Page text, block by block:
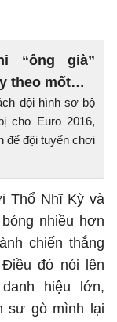
“ông già”
theo mốt…
đội hình sơ bộ
cho Euro 2016,
để đội tuyển chơi
Thổ Nhĩ Kỳ và
nhiều hơn
chiến thắng
đó nói lên
hiệu lớn,
sư gò mình lại